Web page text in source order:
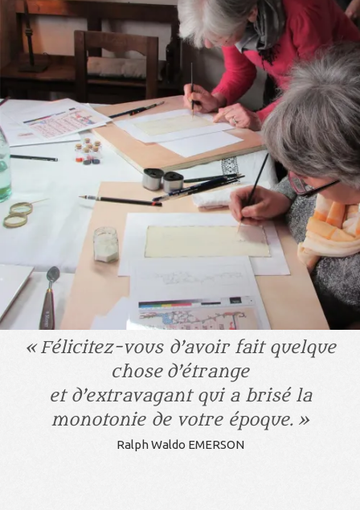
« Félicitez-vous d’avoir fait quelque
chose d’étrange
et d’extravagant qui a brisé la
monotonie de votre époque. »
Ralph Waldo EMERSON